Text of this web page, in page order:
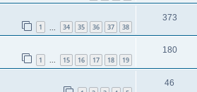
1 34 35 36 37 38
373
1 ... 15 16 17 18 19
180
46